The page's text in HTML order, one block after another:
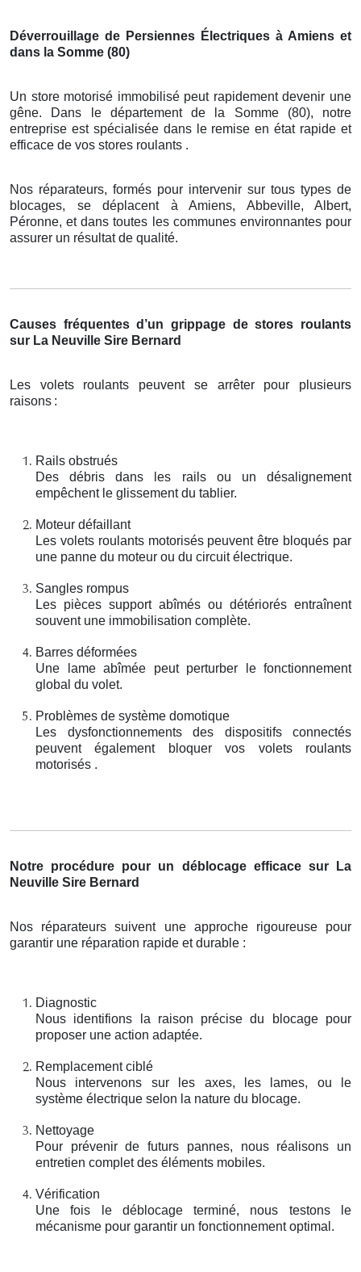
Déverrouillage de Persiennes Électriques à Amiens et
dans la Somme (80)
Un store motorisé immobilisé peut rapidement devenir une
gêne. Dans le département de la Somme (80), notre
entreprise est spécialisée dans le remise en état rapide et
efficace de vos stores roulants .
Nos réparateurs, formés pour intervenir sur tous types de
blocages, se déplacent à Amiens, Abbeville, Albert,
Péronne, et dans toutes les communes environnantes pour
assurer un résultat de qualité.
Causes fréquentes d’un grippage de stores roulants
sur La Neuville Sire Bernard
Les volets roulants peuvent se arrêter pour plusieurs
raisons :
Rails obstrués
Des débris dans les rails ou un désalignement
empêchent le glissement du tablier.
Moteur défaillant
Les volets roulants motorisés peuvent être bloqués par
une panne du moteur ou du circuit électrique.
Sangles rompus
Les pièces support abîmés ou détériorés entraînent
souvent une immobilisation complète.
Barres déformées
Une lame abîmée peut perturber le fonctionnement
global du volet.
Problèmes de système domotique
Les dysfonctionnements des dispositifs connectés
peuvent également bloquer vos volets roulants
motorisés .
Notre procédure pour un déblocage efficace sur La
Neuville Sire Bernard
Nos réparateurs suivent une approche rigoureuse pour
garantir une réparation rapide et durable :
Diagnostic
Nous identifions la raison précise du blocage pour
proposer une action adaptée.
Remplacement ciblé
Nous intervenons sur les axes, les lames, ou le
système électrique selon la nature du blocage.
Nettoyage
Pour prévenir de futurs pannes, nous réalisons un
entretien complet des éléments mobiles.
Vérification
Une fois le déblocage terminé, nous testons le
mécanisme pour garantir un fonctionnement optimal.